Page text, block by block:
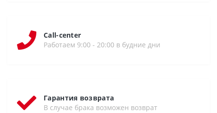
Call-center
Работаем 9:00 - 20:00 в будние дни
Гарантия возврата
В случае брака возможен возврат